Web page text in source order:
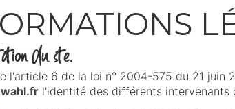
du site.
l'article 6 de la loi n° 2004-575 du 21 juin
l'identité des différents intervenants